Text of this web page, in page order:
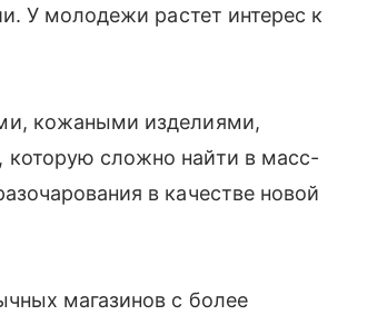
У молодежи растет интерес к
кожаными изделиями,
сложно найти в масс-
в качестве новой
магазинов с более